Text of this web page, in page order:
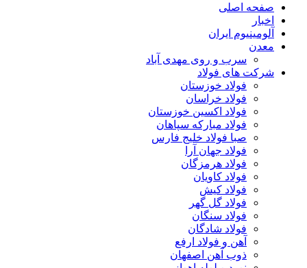
صفحه اصلی
اخبار
آلومینیوم ایران
معدن
سرب و روی مهدی آباد
شرکت های فولاد
فولاد خوزستان
فولاد خراسان
فولاد اکسین خوزستان
فولاد مبارکه سپاهان
صبا فولاد خلیج فارس
فولاد جهان آرا
فولاد هرمزگان
فولاد کاویان
فولاد کیش
فولاد گل گهر
فولاد سنگان
فولاد شادگان
آهن و فولاد ارفع
ذوب آهن اصفهان